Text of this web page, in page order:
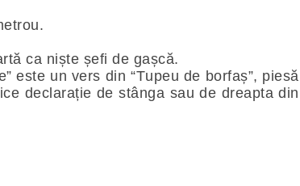
ca niște șefi de gașcă.
este un vers din “Tupeu de borfaș”, piesă
declarație de stânga sau de dreapta din